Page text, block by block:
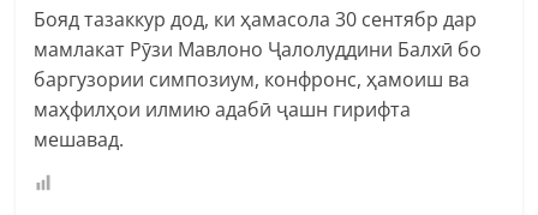
Бояд тазаккур дод, ки ҳамасола 30 сентябр дар
мамлакат Рӯзи Мавлоно Ҷалолуддини Балхӣ бо
баргузории симпозиум, конфронс, ҳамоиш ва
маҳфилҳои илмию адабӣ ҷашн гирифта
мешавад.